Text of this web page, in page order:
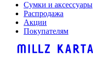
Сумки и аксессуары
Распродажа
Акции
Покупателям